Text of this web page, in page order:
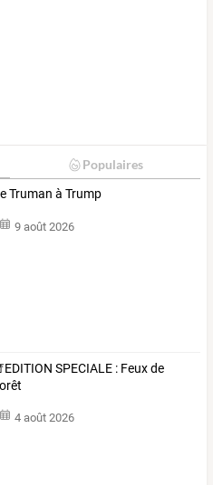
Populaires
Truman à Trump
9 août 2026
SPECIALE : Feux de
4 août 2026